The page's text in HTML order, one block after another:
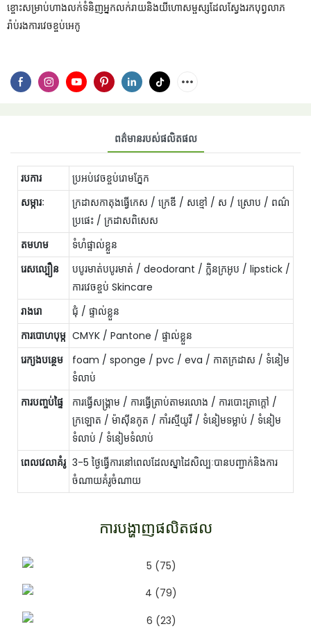
ខ្ចោះសម្រាប់ហាងលក់ទំនិញអ្នកលក់រាយនិងយីហោសម្ផស្សដែលស្វែងរកបុព្វលាភ
រ៉ាប់រងការវេចខ្ចប់អេកូ
ពត៌មានរបស់ផលិតផល
របការ
ប្រអប់វេចខ្ចប់រោមភ្នែក
សម្ការៈ
ក្រដាសកាតុងធ្វើកេស / ក្រេឌី / សខ្មៅ / ស / ស្រោប / ពណ៌
ប្រផេះ / ក្រដាសពិសេស
តមហម
ទំហំផ្ទាល់ខ្លួន
រេសល្បឿន
បបូរមាត់បបូរមាត់ / deodorant / ក្លិនក្រអូប / lipstick /
ការវេចខ្ចប់ Skincare
រាងរោ
ជុំ / ផ្ទាល់ខ្លួន
ការបោហបុម្ក CMYK / Pantone / ផ្ទាល់ខ្លួន
រេក្យងបន្ថេម
foam / sponge / pvc / eva / កាតក្រដាស / ទំនៀម
ទំលាប់
ការបញ្ចប់ផ្ទៃ
ការធ្វើសង្គ្រាម / ការធ្វើត្រាប់តាមរលោង / ការបោះត្រាក្តៅ /
ក្រឡោត / ម៉ាស៊ីនកូត / កាំរស្មីយូវី / ទំនៀមទម្លាប់ / ទំនៀម
ទំលាប់ / ទំនៀមទំលាប់
ពេលវេលាគំរូ 3-5 ថ្ងៃធ្វើការនៅពេលដែលស្នាដៃសិល្បៈបានបញ្ជាក់និងការ
ចំណាយគំរូចំណាយ
ការបង្ហាញផលិតផល